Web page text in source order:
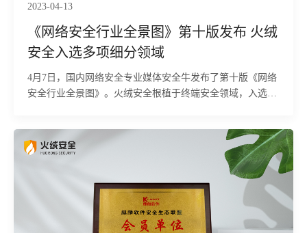
2023-04-13
《网络安全行业全景图》第十版发布 火绒
安全入选多项细分领域
4月7日，国内网络安全专业媒体安全牛发布了第十版《网络
安全行业全景图》。火绒安全根植于终端安全领域，入选恶